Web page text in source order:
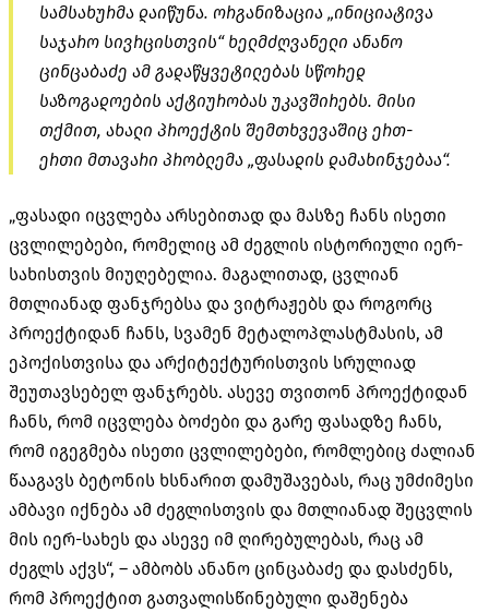
სამსახურმა დაიწუნა. ორგანიზაცია „ინიციატივა
საჯარო სივრცისთვის“ ხელმძღვანელი ანანო
ცინცაბაძე ამ გადაწყვეტილებას სწორედ
საზოგადოების აქტიურობას უკავშირებს. მისი
თქმით, ახალი პროექტის შემთხვევაშიც ერთ-
ერთი მთავარი პრობლემა „ფასადის დამახინჯებაა“.
„ფასადი იცვლება არსებითად და მასზე ჩანს ისეთი
ცვლილებები, რომელიც ამ ძეგლის ისტორიული იერ-
სახისთვის მიუღებელია. მაგალითად, ცვლიან
მთლიანად ფანჯრებსა და ვიტრაჟებს და როგორც
პროექტიდან ჩანს, სვამენ მეტალოპლასტმასის, ამ
ეპოქისთვისა და არქიტექტურისთვის სრულიად
შეუთავსებელ ფანჯრებს. ასევე თვითონ პროექტიდან
ჩანს, რომ იცვლება ბოძები და გარე ფასადზე ჩანს,
რომ იგეგმება ისეთი ცვლილებები, რომლებიც ძალიან
წააგავს ბეტონის ხსნარით დამუშავებას, რაც უმძიმესი
ამბავი იქნება ამ ძეგლისთვის და მთლიანად შეცვლის
მის იერ-სახეს და ასევე იმ ღირებულებას, რაც ამ
ძეგლს აქვს“, – ამბობს ანანო ცინცაბაძე და დასძენს,
რომ პროექტით გათვალისწინებული დაშენება